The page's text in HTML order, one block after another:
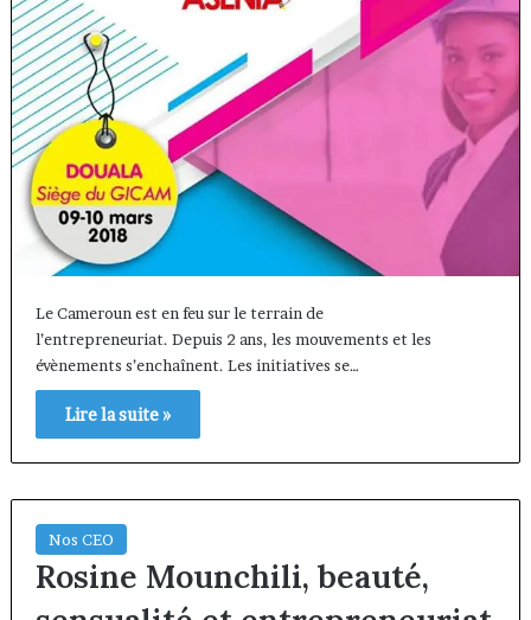
Le Cameroun est en feu sur le terrain de
l’entrepreneuriat. Depuis 2 ans, les mouvements et les
évènements s’enchaînent. Les initiatives se…
Lire la suite »
Nos CEO
Rosine Mounchili, beauté,